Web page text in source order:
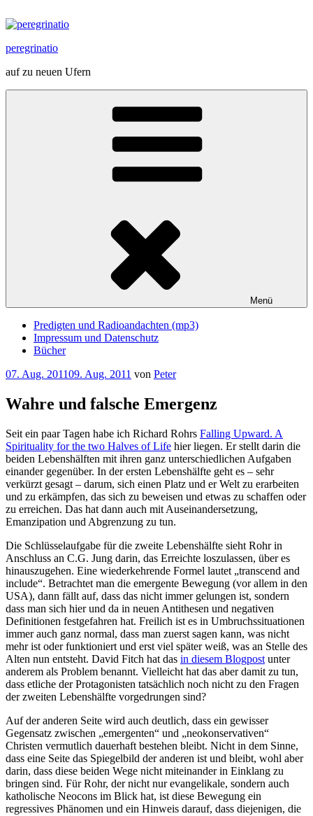
Inhalt
peregrinatio
auf zu neuen Ufern
Menü
Predigten und Radioandachten (mp3)
Impressum und Datenschutz
Bücher
Veröffentlicht
07. Aug. 201109. Aug. 2011 von Peter
Wahre und falsche Emergenz
Seit ein paar Tagen habe ich Richard Rohrs Falling Upward. A
Spirituality for the two Halves of Life hier liegen. Er stellt darin die
beiden Lebenshälften mit ihren ganz unterschiedlichen Aufgaben
einander gegenüber. In der ersten Lebenshälfte geht es – sehr
verkürzt gesagt – darum, sich einen Platz und er Welt zu erarbeiten
und zu erkämpfen, das sich zu beweisen und etwas zu schaffen oder
zu erreichen. Das hat dann auch mit Auseinandersetzung,
Emanzipation und Abgrenzung zu tun.
Die Schlüsselaufgabe für die zweite Lebenshälfte sieht Rohr in
Anschluss an C.G. Jung darin, das Erreichte loszulassen, über es
hinauszugehen. Eine wiederkehrende Formel lautet „transcend and
include“. Betrachtet man die emergente Bewegung (vor allem in den
USA), dann fällt auf, dass das nicht immer gelungen ist, sondern
dass man sich hier und da in neuen Antithesen und negativen
Definitionen festgefahren hat. Freilich ist es in Umbruchssituationen
immer auch ganz normal, dass man zuerst sagen kann, was nicht
mehr ist oder funktioniert und erst viel später weiß, was an Stelle des
Alten nun entsteht. David Fitch hat das in diesem Blogpost unter
anderem als Problem benannt. Vielleicht hat das aber damit zu tun,
dass etliche der Protagonisten tatsächlich noch nicht zu den Fragen
der zweiten Lebenshälfte vorgedrungen sind?
Auf der anderen Seite wird auch deutlich, dass ein gewisser
Gegensatz zwischen „emergenten“ und „neokonservativen“
Christen vermutlich dauerhaft bestehen bleibt. Nicht in dem Sinne,
dass eine Seite das Spiegelbild der anderen ist und bleibt, wohl aber
darin, dass diese beiden Wege nicht miteinander in Einklang zu
bringen sind. Für Rohr, der nicht nur evangelikale, sondern auch
katholische Neocons im Blick hat, ist diese Bewegung ein
regressives Phänomen und ein Hinweis darauf, dass diejenigen, die